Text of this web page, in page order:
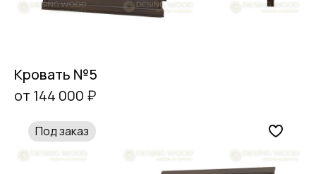
Кровать №5
от 144 000 ₽
Под заказ